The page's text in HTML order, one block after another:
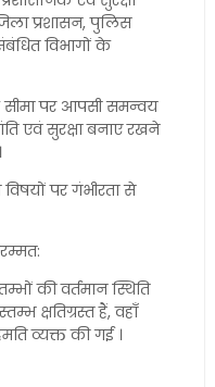
प्रशासन, पुलिस
विभागों के
पर आपसी समन्वय
एवं सुरक्षा बनाए रखने
पर गंभीरता से
की वर्तमान स्थिति
क्षतिग्रस्त हैं, वहाँ
व्यक्त की गई ।